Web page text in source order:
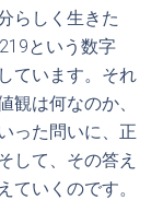
らしく生きた
という数字
ています。それ
観は何なのか、
った問いに、正
して、その答え
ていくのです。